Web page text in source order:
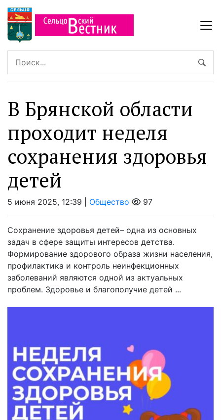
В Брянской области
проходит неделя
сохранения здоровья
детей
5 июня 2025, 12:39 | Общество 97
Сохранение здоровья детей– одна из основных
задач в сфере защиты интересов детства.
Формирование здорового образа жизни населения,
профилактика и контроль неинфекционных
заболеваний являются одной из актуальных
проблем. Здоровье и благополучие детей ...